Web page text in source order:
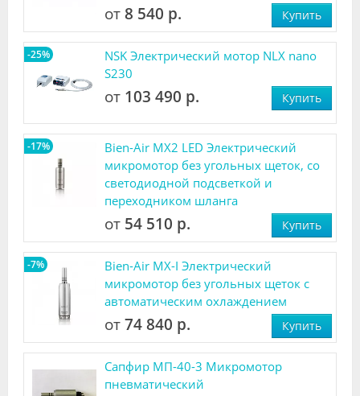
от 8 540 р. Купить
-25%
NSK Электрический мотор NLX nano
S230
от 103 490 р. Купить
-17%
Bien-Air MX2 LED Электрический
микромотор без угольных щеток, со
светодиодной подсветкой и
переходником шланга
от 54 510 р. Купить
-7%
Bien-Air MX-I Электрический
микромотор без угольных щеток с
автоматическим охлаждением
от 74 840 р. Купить
Сапфир МП-40-3 Микромотор
пневматический